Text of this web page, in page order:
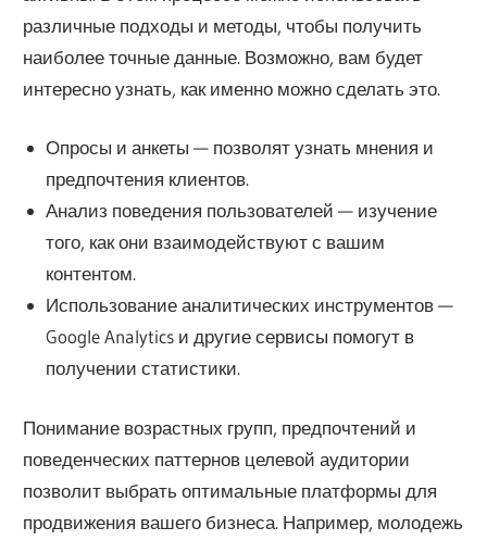
различные подходы и методы, чтобы получить
наиболее точные данные. Возможно, вам будет
интересно узнать, как именно можно сделать это.
Опросы и анкеты — позволят узнать мнения и
предпочтения клиентов.
Анализ поведения пользователей — изучение
того, как они взаимодействуют с вашим
контентом.
Использование аналитических инструментов —
Google Analytics и другие сервисы помогут в
получении статистики.
Понимание возрастных групп, предпочтений и
поведенческих паттернов целевой аудитории
позволит выбрать оптимальные платформы для
продвижения вашего бизнеса. Например, молодежь